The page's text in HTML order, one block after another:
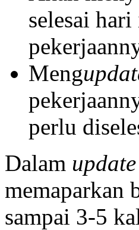
selesai
Meng
perlu
Dalam update
memaparkan
sampai 3-5